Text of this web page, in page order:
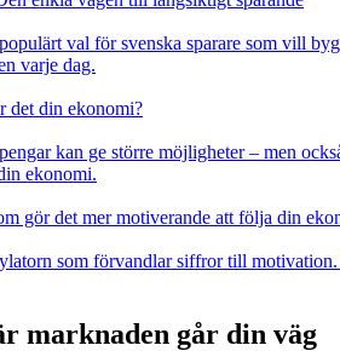
val för svenska sparare som vill
varje dag.
det din ekonomi?
kan ge större möjligheter – men
ekonomi.
gör det mer motiverande att följa din
som förvandlar siffror till
marknaden går din väg